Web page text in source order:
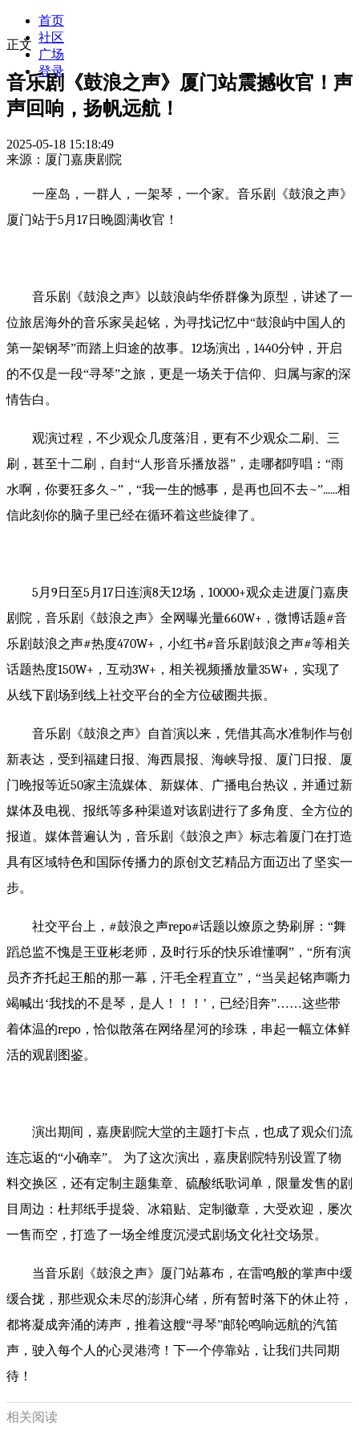
首页
社区
广场
登录
正文
音乐剧《鼓浪之声》厦门站震撼收官！声
声回响，扬帆远航！
2025-05-18 15:18:49
来源：厦门嘉庚剧院
一座岛，一群人，一架琴，一个家。音乐剧《鼓浪之声》
厦门站于5 月 17 日晚圆满收官！
音乐剧《鼓浪之声》以鼓浪屿华侨群像为原型，讲述了一
位旅居海外的音乐家吴起铭，为寻找记忆中“鼓浪屿中国人的
第一架钢琴”而踏上归途的故事。 12场演出， 1440分钟，开启
的不仅是一段“寻琴”之旅，更是一场关于信仰、归属与家的深
情告白。
观演过程，不少观众几度落泪，更有不少观众二刷、三
刷，甚至十二刷，自封“人形音乐播放器”，走哪都哼唱：“雨
水啊，你要狂多久 ~”，“我一生的憾事，是再也回不去~”......相
信此刻你的脑子里已经在循环着这些旋律了。
5 月 9 日至5 月 17 日连演8天12场， 10000+观众走进厦门嘉庚
剧院，音乐剧《鼓浪之声》全网曝光量660W+ ，微博话题#音
乐剧鼓浪之声#热度470W+ ，小红书#音乐剧鼓浪之声#等相关
话题热度150W+ ，互动3W+ ，相关视频播放量35W+ ，实现了
从线下剧场到线上社交平台的全方位破圈共振。
音乐剧《鼓浪之声》自首演以来，凭借其高水准制作与创
新表达，受到福建日报、海西晨报、海峡导报、厦门日报、厦
门晚报等近50家主流媒体、新媒体、广播电台热议，并通过新
媒体及电视、报纸等多种渠道对该剧进行了多角度、全方位的
报道。媒体普遍认为，音乐剧《鼓浪之声》标志着厦门在打造
具有区域特色和国际传播力的原创文艺精品方面迈出了坚实一
步。
社交平台上， #鼓浪之声repo#话题以燎原之势刷屏：“舞
蹈总监不愧是王亚彬老师，及时行乐的快乐谁懂啊”，“所有演
员齐齐托起王船的那一幕，汗毛全程直立”，“当吴起铭声嘶力
竭喊出‘我找的不是琴，是人！！！’，已经泪奔”……这些带
着体温的repo ，恰似散落在网络星河的珍珠，串起一幅立体鲜
活的观剧图鉴。
演出期间，嘉庚剧院大堂的主题打卡点，也成了观众们流
连忘返的“小确幸”。 为了这次演出，嘉庚剧院特别设置了物
料交换区，还有定制主题集章、硫酸纸歌词单，限量发售的剧
目周边：杜邦纸手提袋、冰箱贴、定制徽章，大受欢迎，屡次
一售而空，打造了一场全维度沉浸式剧场文化社交场景。
当音乐剧《鼓浪之声》厦门站幕布，在雷鸣般的掌声中缓
缓合拢，那些观众未尽的澎湃心绪，所有暂时落下的休止符，
都将凝成奔涌的涛声，推着这艘“寻琴”邮轮鸣响远航的汽笛
声，驶入每个人的心灵港湾！下一个停靠站，让我们共同期
待！
相关阅读